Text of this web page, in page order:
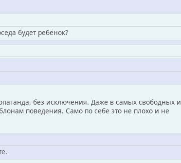
будет ребёнок?
без исключения. Даже в самых свободных и
поведения. Само по себе это не плохо и не